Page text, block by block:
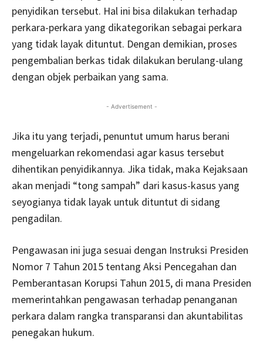
penyidikan tersebut. Hal ini bisa dilakukan terhadap
perkara-perkara yang dikategorikan sebagai perkara
yang tidak layak dituntut. Dengan demikian, proses
pengembalian berkas tidak dilakukan berulang-ulang
dengan objek perbaikan yang sama.
- Advertisement -
Jika itu yang terjadi, penuntut umum harus berani
mengeluarkan rekomendasi agar kasus tersebut
dihentikan penyidikannya. Jika tidak, maka Kejaksaan
akan menjadi “tong sampah” dari kasus-kasus yang
seyogianya tidak layak untuk dituntut di sidang
pengadilan.
Pengawasan ini juga sesuai dengan Instruksi Presiden
Nomor 7 Tahun 2015 tentang Aksi Pencegahan dan
Pemberantasan Korupsi Tahun 2015, di mana Presiden
memerintahkan pengawasan terhadap penanganan
perkara dalam rangka transparansi dan akuntabilitas
penegakan hukum.